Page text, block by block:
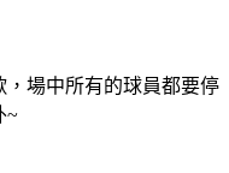
場中所有的球員都要停
~